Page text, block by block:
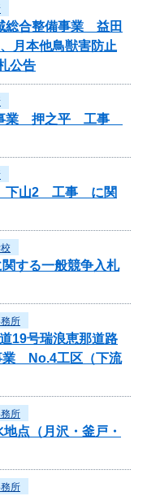
総合整備事業 益田
月本他鳥獣害防止
公告
事業 押之平 工事
下山2 工事 に関
する一般競争入札
所
19号瑞浪恵那道路
業 No.4工区（下流
所
点（月沢・釜戸・
所